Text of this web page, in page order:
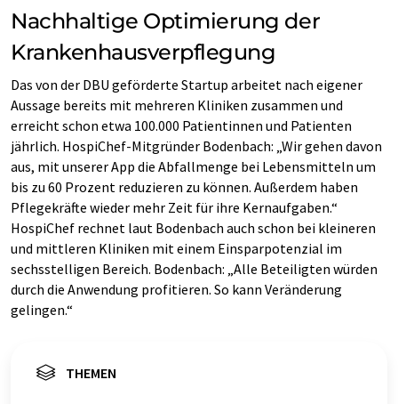
Nachhaltige Optimierung der
Krankenhausverpflegung
Das von der DBU geförderte Startup arbeitet nach eigener
Aussage bereits mit mehreren Kliniken zusammen und
erreicht schon etwa 100.000 Patientinnen und Patienten
jährlich. HospiChef-Mitgründer Bodenbach: „Wir gehen davon
aus, mit unserer App die Abfallmenge bei Lebensmitteln um
bis zu 60 Prozent reduzieren zu können. Außerdem haben
Pflegekräfte wieder mehr Zeit für ihre Kernaufgaben.“
HospiChef rechnet laut Bodenbach auch schon bei kleineren
und mittleren Kliniken mit einem Einsparpotenzial im
sechsstelligen Bereich. Bodenbach: „Alle Beteiligten würden
durch die Anwendung profitieren. So kann Veränderung
gelingen.“
THEMEN